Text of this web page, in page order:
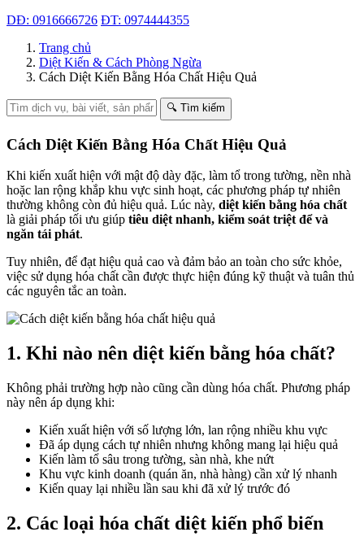
DĐ: 0916666726 ĐT: 0974444355
Trang chủ
Diệt Kiến & Cách Phòng Ngừa
Cách Diệt Kiến Bằng Hóa Chất Hiệu Quả
🔍 Tìm kiếm
Cách Diệt Kiến Bằng Hóa Chất Hiệu Quả
Khi kiến xuất hiện với mật độ dày đặc, làm tổ trong tường, nền nhà
hoặc lan rộng khắp khu vực sinh hoạt, các phương pháp tự nhiên
thường không còn đủ hiệu quả. Lúc này, diệt kiến bằng hóa chất
là giải pháp tối ưu giúp tiêu diệt nhanh, kiểm soát triệt để và
ngăn tái phát.
Tuy nhiên, để đạt hiệu quả cao và đảm bảo an toàn cho sức khỏe,
việc sử dụng hóa chất cần được thực hiện đúng kỹ thuật và tuân thủ
các nguyên tắc an toàn.
1. Khi nào nên diệt kiến bằng hóa chất?
Không phải trường hợp nào cũng cần dùng hóa chất. Phương pháp
này nên áp dụng khi:
Kiến xuất hiện với số lượng lớn, lan rộng nhiều khu vực
Đã áp dụng cách tự nhiên nhưng không mang lại hiệu quả
Kiến làm tổ sâu trong tường, sàn nhà, khe nứt
Khu vực kinh doanh (quán ăn, nhà hàng) cần xử lý nhanh
Kiến quay lại nhiều lần sau khi đã xử lý trước đó
2. Các loại hóa chất diệt kiến phổ biến